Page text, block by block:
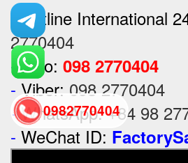
- Hotline International
2770404
- Zalo: 098 2770404
- Viber: 098 2770404
- WhatsApp:+84 98
- WeChat ID:
0982770404